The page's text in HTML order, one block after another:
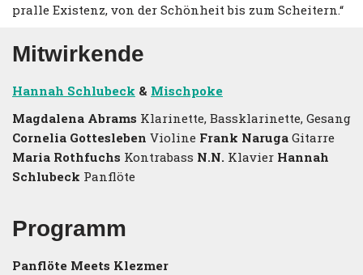
pralle Existenz, von der Schönheit bis zum Scheitern.“
Mitwirkende
Hannah Schlubeck & Mischpoke
Magdalena Abrams Klarinette, Bassklarinette, Gesang
Cornelia Gottesleben Violine Frank Naruga Gitarre
Maria Rothfuchs Kontrabass N.N. Klavier Hannah
Schlubeck Panflöte
Programm
Panflöte Meets Klezmer